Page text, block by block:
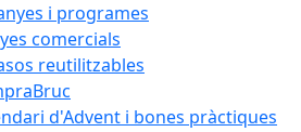
i programes
comercials
reutilitzables
d'Advent i bones pràctiques